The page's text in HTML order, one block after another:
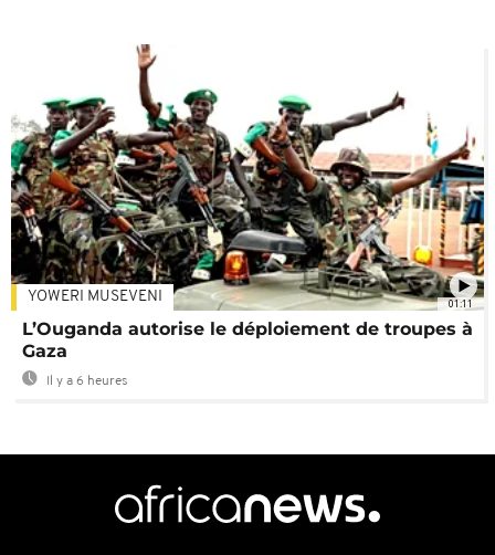
01:11
YOWERI MUSEVENI
L’Ouganda autorise le déploiement de troupes à
Gaza
Il y a 6 heures